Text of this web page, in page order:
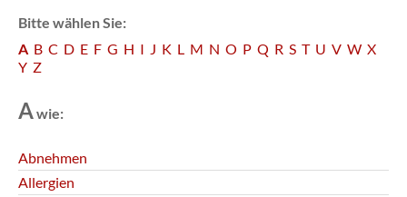
Bitte wählen Sie:
A B C D E F G H I J K L M N O P Q R S T U V W X
Y Z
Awie:
Abnehmen
Allergien